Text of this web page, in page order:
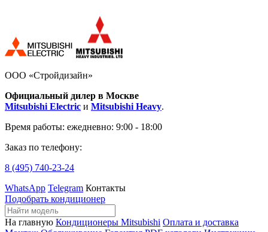
ООО «Стройдизайн»
Официальный дилер в Москве
Mitsubishi Electric и Mitsubishi Heavy.
Время работы: ежедневно: 9:00 - 18:00
Заказ по телефону:
8 (495) 740-23-24
WhatsApp Telegram Контакты
Подобрать кондиционер
На главную Кондиционеры Mitsubishi Оплата и доставка